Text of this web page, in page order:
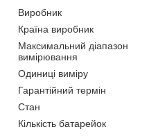
Виробник
Країна виробник
Максимальний діапазон
вимірювання
Одиниці виміру
Гарантійний термін
Стан
Кількість батарейок